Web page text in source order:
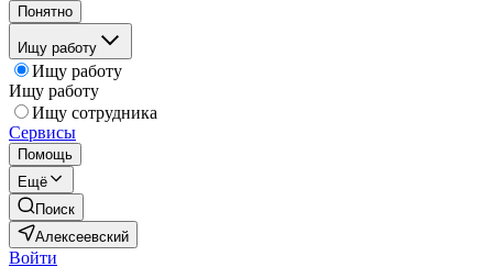
Понятно
Ищу работу
Ищу работу
Ищу работу
Ищу сотрудника
Сервисы
Помощь
Ещё
Поиск
Алексеевский
Войти